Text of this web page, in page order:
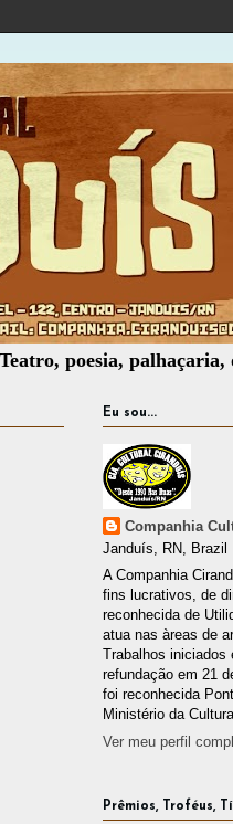
palhaçaria, oficinas,
Eu sou...
Companhia
Janduís, RN, Brazil
A Companhia
fins lucrativos, de
reconhecida de
atua nas àreas de
Trabalhos iniciados
refundação em 21
foi reconhecida
Ministério da
Ver meu perfil
Prêmios, Troféus,